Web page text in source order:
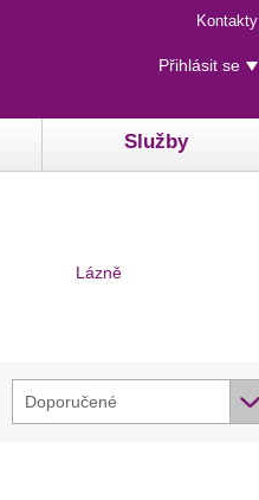
Menu
rychlého
přístupu
Kontakty
Uživatelské
menu
Přihlásit se
Služby
Lázně
Doporučené